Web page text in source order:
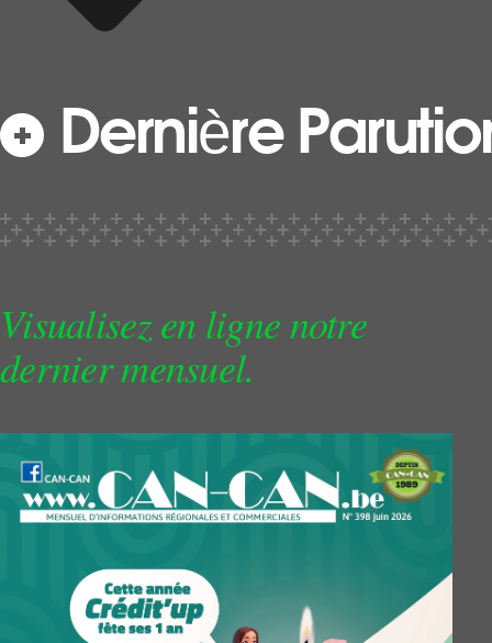
Dernière
Visualisez en ligne notre
dernier mensuel.